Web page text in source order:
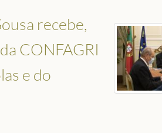
recebe,
CONFAGRI
e do